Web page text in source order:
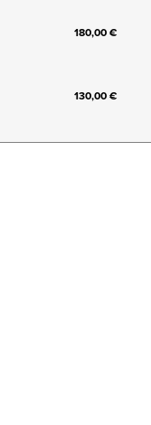
180,00 €
130,00 €